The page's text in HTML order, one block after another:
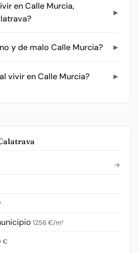
en Calle Murcia,
y de malo Calle Murcia?
vivir en Calle Murcia?
→
1256 €/m²
€